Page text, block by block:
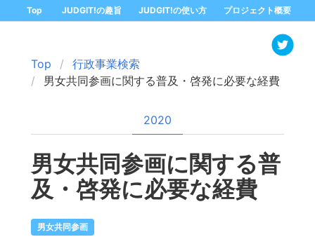
Top JUDGIT!の趣旨 JUDGIT!の使い方 プロジェクト概要
Top
行政事業検索
男女共同参画に関する普及・啓発に必要な経費
2020
男女共同参画に関する普
及・啓発に必要な経費
男女共同参画